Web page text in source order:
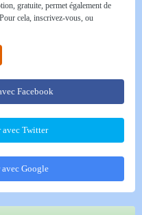
gratuite, permet également de
cela, inscrivez-vous, ou
Facebook
avec Twitter
avec Google